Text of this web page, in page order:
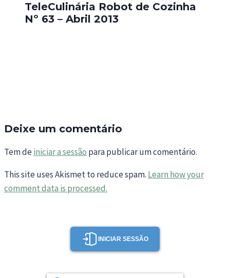
TeleCulinária Robot de Cozinha
Nº 63 – Abril 2013
Deixe um comentário
Tem deiniciar a sessão para publicar um comentário.
This site uses Akismet to reduce spam. Learn how your
comment data is processed.
INICIAR SESSÃO